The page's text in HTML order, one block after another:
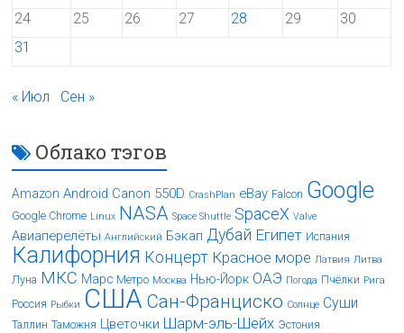
24
25 26 27 28 29
30
31
« Июл Сен »
Облако тэгов
Amazon Android Canon 550D CrashPlan eBay Falcon Google
Google Chrome Linux NASA Space Shuttle SpaceX Valve
Авиаперелёты Английский Бэкап Дубай Египет Испания
Калифорния Концерт Красное море Латвия Литва
Луна МКС Марс Метро Москва Нью-Йорк ОАЭ Погода Пчёлки Рига
Россия Рыбки США Сан-Франциско Солнце Суши
Таллин Таможня Цветочки Шарм-эль-Шейх Эстония